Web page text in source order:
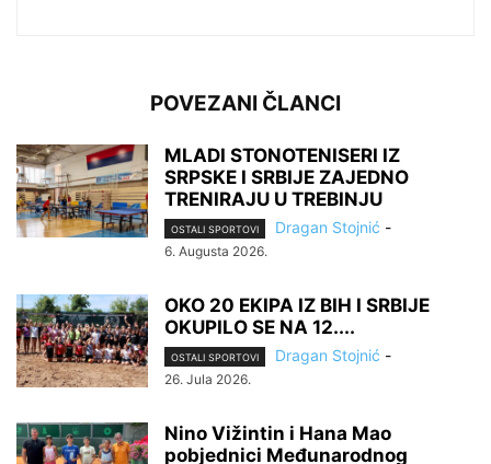
POVEZANI ČLANCI
MLADI STONOTENISERI IZ
SRPSKE I SRBIJE ZAJEDNO
TRENIRAJU U TREBINJU
OSTALI SPORTOVI Dragan Stojnić -
6. Augusta 2026.
OKO 20 EKIPA IZ BIH I SRBIJE
OKUPILO SE NA 12....
OSTALI SPORTOVI Dragan Stojnić -
26. Jula 2026.
Nino Vižintin i Hana Mao
pobjednici Međunarodnog